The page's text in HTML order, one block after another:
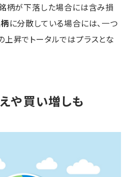
柄が下落した場合には含み損
に分散している場合には、一つ
昇でトータルではプラスとな
や買い増しも